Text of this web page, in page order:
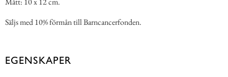
Säljs med 10% förmån till Barncancerfonden.
EGENSKAPER